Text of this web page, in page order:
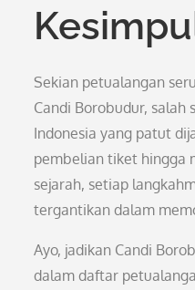
Sekian petualangan
Candi Borobudur, salah
Indonesia yang patut
pembelian tiket hingga
sejarah, setiap
tergantikan dalam
Ayo, jadikan Candi
dalam daftar